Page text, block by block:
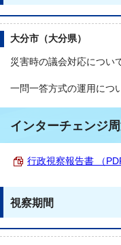
大分市（大分県）
災害時の議会対応につい
一問一答方式の運用につ
インターチェンジ
行政視察報告書 （
視察期間